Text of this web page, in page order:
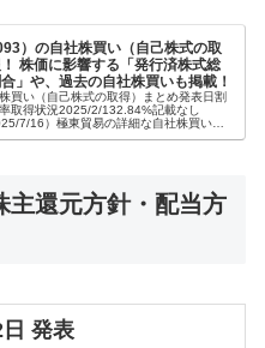
）の自社株買い（自己株式の取
株価に影響する「発行済株式総
」や、過去の自社株買いも掲載！
買い（自己株式の取得）まとめ発表日割
取得状況2025/2/132.84%記載なし
7/16）極東貿易の詳細な自社株買い
主還元方針・配当方
日 発表